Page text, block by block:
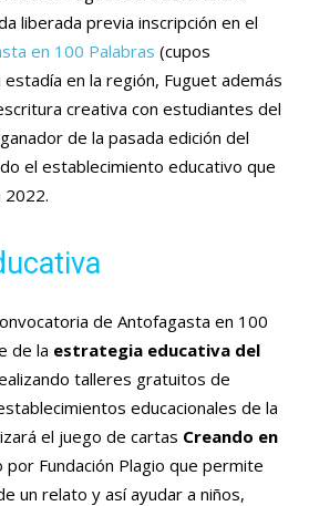
liberada previa inscripción en el
en 100 Palabras (cupos
en la región, Fuguet además
creativa con estudiantes del
de la pasada edición del
el establecimiento educativo que
2022.
de Antofagasta en 100
de la estrategia educativa del
talleres gratuitos de
educacionales de la
el juego de cartas Creando en
por Fundación Plagio que permite
un relato y así ayudar a niños,